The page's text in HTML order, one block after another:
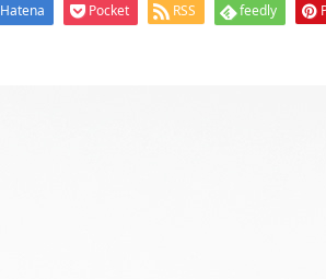
Hatena Pocket RSS feedly